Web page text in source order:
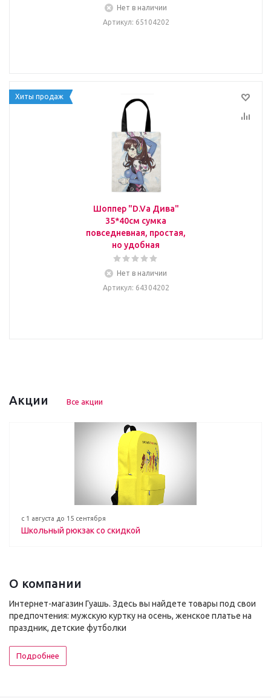
Нет в наличии
Артикул: 65104202
Хиты продаж
Шоппер "D.Va Дива"
35*40см сумка
повседневная, простая,
но удобная
Нет в наличии
Артикул: 64304202
Акции Все акции
с 1 августа до 15 сентября
Школьный рюкзак со скидкой
О компании
Интернет-магазин Гуашь. Здесь вы найдете товары под свои
предпочтения: мужскую куртку на осень, женское платье на
праздник, детские футболки
Подробнее